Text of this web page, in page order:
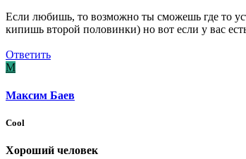
Если любишь, то возможно ты сможешь где то
кипишь второй половинки) но вот если у вас
Ответить
М
Максим Баев
Cool
Хороший человек